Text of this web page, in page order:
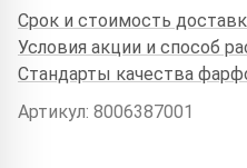
Срок и стоимость
Условия акции и способ
Стандарты качества
Артикул: 8006387001